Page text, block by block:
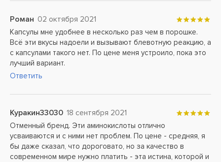
Роман 02 октября 2021
Капсулы мне удобнее в несколько раз чем в порошке.
Всё эти вкусы надоели и вызывают блевотную реакцию, а
с капсулами такого нет. По цене меня устроило, пока это
лучший вариант.
Ответить
Куракин33030 18 сентября 2021
Отменный бренд. Эти аминокислоты отлично
усваиваются и с ними нет проблем. По цене - средняя, я
бы даже сказал, что дороговато, но за качество в
современном мире нужно платить - эта истина, которой и